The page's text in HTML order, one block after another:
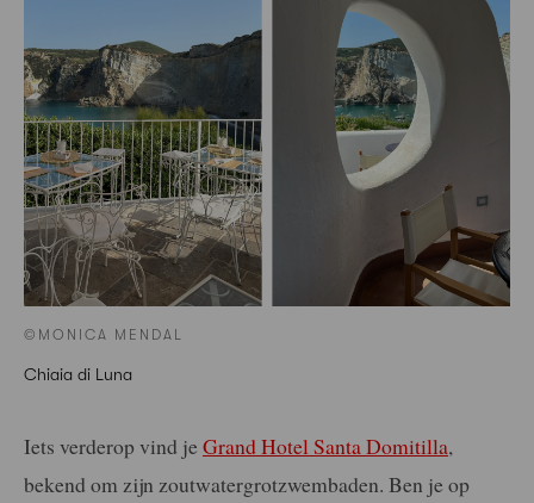
©MONICA MENDAL
Chiaia di Luna
Iets verderop vind je Grand Hotel Santa Domitilla,
bekend om zijn zoutwatergrotzwembaden. Ben je op